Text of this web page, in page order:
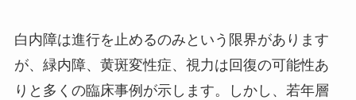
白内障は進行を止めるのみという限界があります
が、緑内障、黄斑変性症、視力は回復の可能性あ
りと多くの臨床事例が示します。しかし、若年層